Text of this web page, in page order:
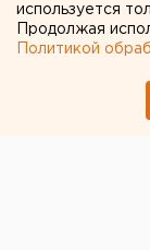
используется
Продолжая
Политикой